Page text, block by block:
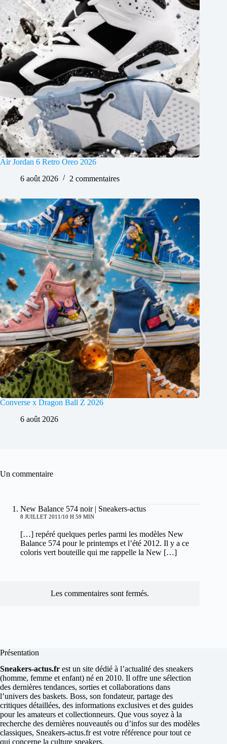
Air Jordan 6 Retro Oreo 2026
6 août 2026
2 commentaires
Converse x Dragon Ball Z 2026
6 août 2026
Un commentaire
New Balance 574 noir | Sneakers-actus
8 JUILLET 2011/10 H 59 MIN
[…] repéré quelques perles parmi les modèles New
Balance 574 pour le printemps et l’été 2012. Il y a ce
coloris vert bouteille qui me rappelle la New […]
Les commentaires sont fermés.
Présentation
Sneakers-actus.fr est un site dédié à l’actualité des sneakers
(homme, femme et enfant) né en 2010. Il offre une sélection
des dernières tendances, sorties et collaborations dans
l’univers des baskets. Boss, son fondateur, partage des
critiques détaillées, des informations exclusives et des guides
pour les amateurs et collectionneurs. Que vous soyez à la
recherche des dernières nouveautés ou d’infos sur des modèles
classiques, Sneakers-actus.fr est votre référence pour tout ce
qui concerne la culture sneakers.